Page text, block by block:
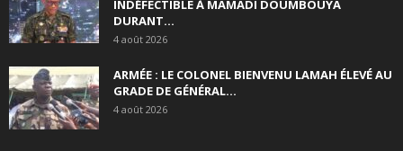
INDÉFECTIBLE À MAMADI DOUMBOUYA
DURANT...
4 août 2026
ARMÉE : LE COLONEL BIENVENU LAMAH ÉLEVÉ AU
GRADE DE GÉNÉRAL...
4 août 2026